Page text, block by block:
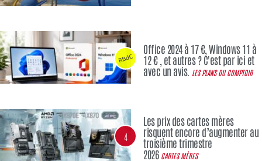
RBdC
Office 2024 à 17 €, Windows 11 à
12 € , et autres ? C'est par ici et
avec un avis. LES PLANS DU COMPTOIR
4
Les prix des cartes mères
risquent encore d’augmenter au
troisième trimestre
2026 CARTES MÈRES